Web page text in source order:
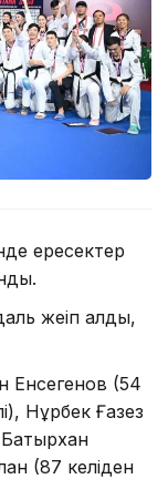
ересектер
жеңіп алды,
Енсегенов (54
Нұрбек Ғазез
Батырхан
(87 келіден